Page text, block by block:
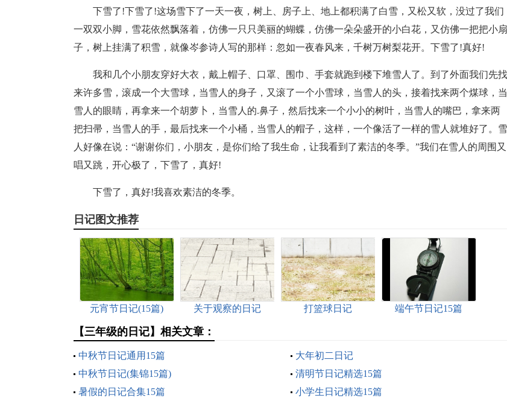
下雪了!下雪了!这场雪下了一天一夜，树上、房子上、地上都积满了白雪，又松又软，没过了我们
一双双小脚，雪花依然飘落着，仿佛一只只美丽的蝴蝶，仿佛一朵朵盛开的小白花，又仿佛一把把小扇
子，树上挂满了积雪，就像岑参诗人写的那样：忽如一夜春风来，千树万树梨花开。下雪了!真好!
我和几个小朋友穿好大衣，戴上帽子、口罩、围巾、手套就跑到楼下堆雪人了。到了外面我们先找
来许多雪，滚成一个大雪球，当雪人的身子，又滚了一个小雪球，当雪人的头，接着找来两个煤球，当
雪人的眼睛，再拿来一个胡萝卜，当雪人的.鼻子，然后找来一个小小的树叶，当雪人的嘴巴，拿来两
把扫帚，当雪人的手，最后找来一个小桶，当雪人的帽子，这样，一个像活了一样的雪人就堆好了。雪
人好像在说：“谢谢你们，小朋友，是你们给了我生命，让我看到了素洁的冬季。”我们在雪人的周围又
唱又跳，开心极了，下雪了，真好!
下雪了，真好!我喜欢素洁的冬季。
日记图文推荐
元宵节日记(15篇) 关于观察的日记 打篮球日记 端午节日记15篇
【三年级的日记】相关文章：
中秋节日记通用15篇
大年初二日记
中秋节日记(集锦15篇)
清明节日记精选15篇
暑假的日记合集15篇
小学生日记精选15篇